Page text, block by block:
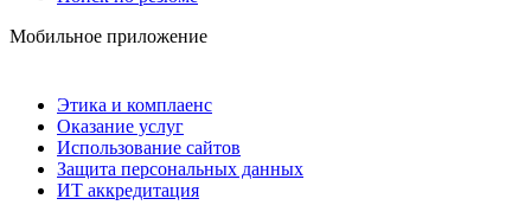
Мобильное приложение
Этика и комплаенс
Оказание услуг
Использование сайтов
Защита персональных данных
ИТ аккредитация